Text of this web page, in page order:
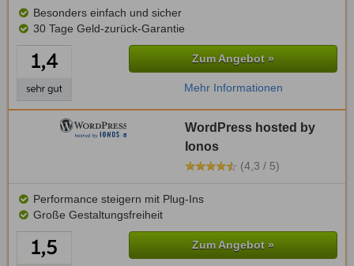
Besonders einfach und sicher
30 Tage Geld-zurück-Garantie
Zum Angebot »
Mehr Informationen
WordPress hosted by
Ionos
(4,3 / 5)
Performance steigern mit Plug-Ins
Große Gestaltungsfreiheit
Zum Angebot »